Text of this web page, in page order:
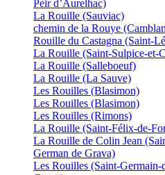
Pèir d’Aurelhac)
La Rouille (Sauviac)
chemin de la Rouye
Rouille du Castagna (Saint-
La Rouille (Saint-Sulpice-et-
La Rouille (Salleboeuf)
La Rouille (La Sauve)
Les Rouilles (Blasimon)
Les Rouilles (Blasimon)
Les Rouilles (Rimons)
La Rouille (Saint-Félix-de-
La Rouille de Colin Jean
German de Grava)
Les Rouilles (Saint-Germain-